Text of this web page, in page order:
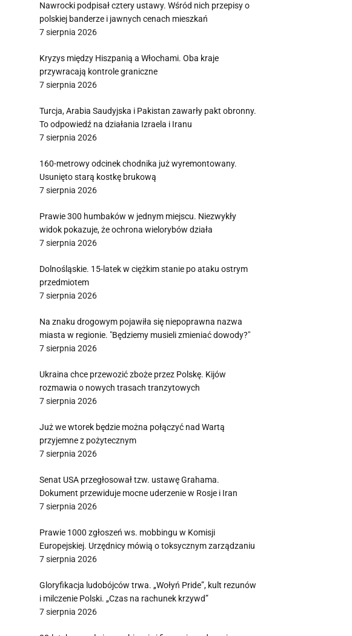
Nawrocki podpisał cztery ustawy. Wśród nich przepisy o
polskiej banderze i jawnych cenach mieszkań
7 sierpnia 2026
Kryzys między Hiszpanią a Włochami. Oba kraje
przywracają kontrole graniczne
7 sierpnia 2026
Turcja, Arabia Saudyjska i Pakistan zawarły pakt obronny.
To odpowiedź na działania Izraela i Iranu
7 sierpnia 2026
160-metrowy odcinek chodnika już wyremontowany.
Usunięto starą kostkę brukową
7 sierpnia 2026
Prawie 300 humbaków w jednym miejscu. Niezwykły
widok pokazuje, że ochrona wielorybów działa
7 sierpnia 2026
Dolnośląskie. 15-latek w ciężkim stanie po ataku ostrym
przedmiotem
7 sierpnia 2026
Na znaku drogowym pojawiła się niepoprawna nazwa
miasta w regionie. "Będziemy musieli zmieniać dowody?"
7 sierpnia 2026
Ukraina chce przewozić zboże przez Polskę. Kijów
rozmawia o nowych trasach tranzytowych
7 sierpnia 2026
Już we wtorek będzie można połączyć nad Wartą
przyjemne z pożytecznym
7 sierpnia 2026
Senat USA przegłosował tzw. ustawę Grahama.
Dokument przewiduje mocne uderzenie w Rosje i Iran
7 sierpnia 2026
Prawie 1000 zgłoszeń ws. mobbingu w Komisji
Europejskiej. Urzędnicy mówią o toksycznym zarządzaniu
7 sierpnia 2026
Gloryfikacja ludobójców trwa. „Wołyń Pride”, kult rezunów
i milczenie Polski. „Czas na rachunek krzywd”
7 sierpnia 2026